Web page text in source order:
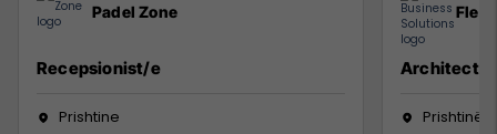
Padel Zone
Recepsionist/e
Prishtine
Flex
Architect
Prishtinë